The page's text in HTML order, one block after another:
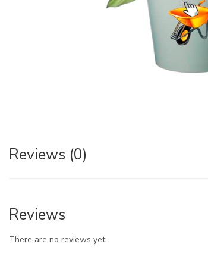
Reviews (0)
Reviews
There are no reviews yet.